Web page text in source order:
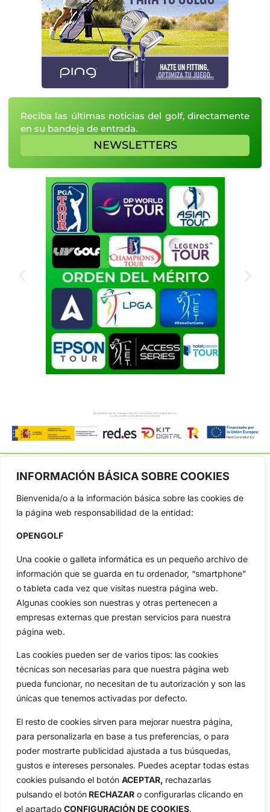
INFORMACIÓN BÁSICA SOBRE COOKIES
Bienvenida/o a la información básica sobre las cookies de
la página web responsabilidad de la entidad:
OPENGOLF
Una cookie o galleta informática es un pequeño archivo de
información que se guarda en tu ordenador, “smartphone”
o tableta cada vez que visitas nuestra página web.
Algunas cookies son nuestras y otras pertenecen a
empresas externas que prestan servicios para nuestra
página web.
Las cookies pueden ser de varios tipos: las cookies
técnicas son necesarias para que nuestra página web
pueda funcionar, no necesitan de tu autorización y son las
únicas que tenemos activadas por defecto.
El resto de cookies sirven para mejorar nuestra página,
para personalizarla en base a tus preferencias, o para
poder mostrarte publicidad ajustada a tus búsquedas,
gustos e intereses personales. Puedes aceptar todas estas
cookies pulsando el botón ACEPTAR, rechazarlas
pulsando el botón RECHAZAR o configurarlas clicando en
el apartado CONFIGURACIÓN DE COOKIES.
Reciba las últimas noticias del golf, directamente
en su bandeja de entrada.
NEWSLETTERS
OpenGolf ofrece toda la actualidad, información del golf
profesional y amateur, resultados en directo, vídeos, noticias,
Jon Rahm, LIV Golf, PGA Tour, Ryder Cup, DP World Tour, LPGA
Categorias
Inicio
Actualidad
Amateurs
Circuitos
Jon Rahm
Ryder Cup
Reglas
Compañía
Aviso Legal
Política de Privacidad
Publicidad
Newsletters
Copyright © 2025 OpenGolf | Diseño por